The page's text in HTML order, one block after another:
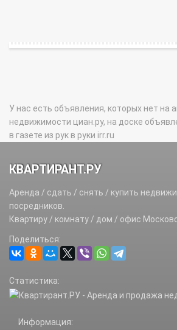
У нас есть объявления, которых нет на
недвижимости циан.ру, на доске
в газете из рук в руки irr.ru
КВАРТИРАНТ.РУ
Аренда / сдать / снять / купить
посредников.
Квартиру / комнату / дом / офис
Поделиться:
Статистика:
Информация: